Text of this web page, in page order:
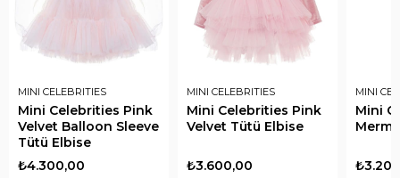
MINI CELEBRITIES
Mini Celebrities Pink
Velvet Balloon Sleeve
Tütü Elbise
₺4.300,00
MINI CELEBRITIES
Mini Celebrities Pink
Velvet Tütü Elbise
₺3.600,00
MINI
Mini